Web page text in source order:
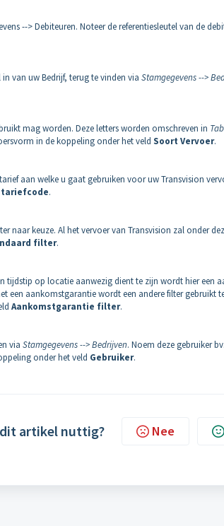
--> Debiteuren. Noteer de referentiesleutel van de
van uw Bedrijf, terug te vinden via Stamgegevens -->
mag worden. Deze letters worden omschreven in
in de koppeling onder het veld Soort Vervoer.
aan welke u gaat gebruiken voor uw Transvision
.
naar keuze. Al het vervoer van Transvision zal onder
filter.
tijdstip op locatie aanwezig dient te zijn wordt hier een
een aankomstgarantie wordt een andere filter gebruikt
Aankomstgarantie filter.
via Stamgegevens --> Bedrijven. Noem deze gebruiker
onder het veld Gebruiker.
artikel nuttig? Nee